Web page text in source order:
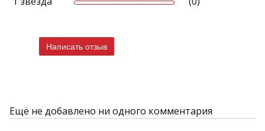
Написать отзыв
Ещё не добавлено ни одного комментария